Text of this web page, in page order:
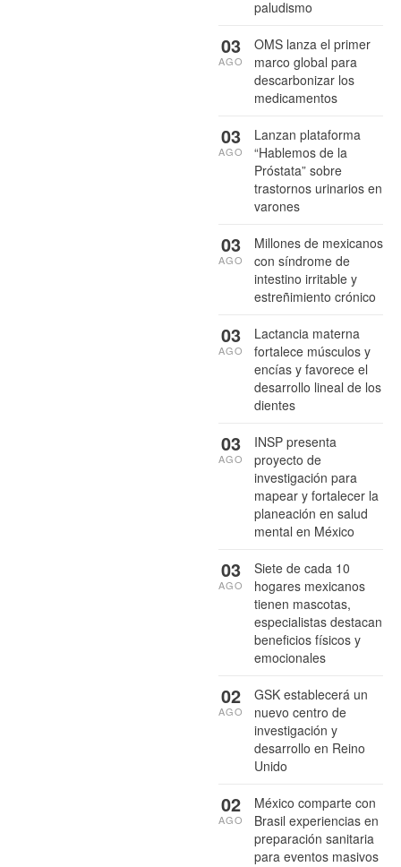
paludismo
OMS lanza el primer
marco global para
descarbonizar los
medicamentos
03
AGO
Lanzan plataforma
“Hablemos de la
Próstata” sobre
trastornos urinarios en
varones
03
AGO
Millones de mexicanos
con síndrome de
intestino irritable y
estreñimiento crónico
03
AGO
Lactancia materna
fortalece músculos y
encías y favorece el
desarrollo lineal de los
dientes
03
AGO
INSP presenta
proyecto de
investigación para
mapear y fortalecer la
planeación en salud
mental en México
03
AGO
Siete de cada 10
hogares mexicanos
tienen mascotas,
especialistas destacan
beneficios físicos y
emocionales
03
AGO
GSK establecerá un
nuevo centro de
investigación y
desarrollo en Reino
Unido
02
AGO
México comparte con
Brasil experiencias en
preparación sanitaria
para eventos masivos
02
AGO